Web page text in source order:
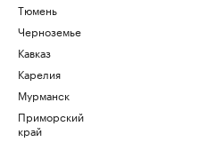
Тюмень
Черноземье
Кавказ
Карелия
Мурманск
Приморский
край